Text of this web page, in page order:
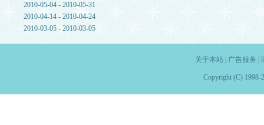
2010-05-04 - 2010-05-31
2010-04-14 - 2010-04-24
2010-03-05 - 2010-03-05
关于本站| 广告服务
Copyright (C) 1998-